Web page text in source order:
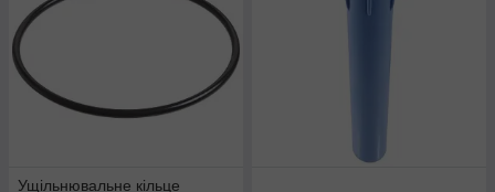
Ущільнювальне кільце